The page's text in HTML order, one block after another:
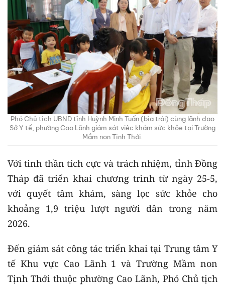
Phó Chủ tịch UBND tỉnh Huỳnh Minh Tuấn (bìa trái) cùng lãnh đạo
Sở Y tế, phường Cao Lãnh giám sát việc khám sức khỏe tại Trường
Mầm non Tịnh Thới.
Với tinh thần tích cực và trách nhiệm, tỉnh Đồng
Tháp đã triển khai chương trình từ ngày 25-5,
với quyết tâm khám, sàng lọc sức khỏe cho
khoảng 1,9 triệu lượt người dân trong năm
2026.
Đến giám sát công tác triển khai tại Trung tâm Y
tế Khu vực Cao Lãnh 1 và Trường Mầm non
Tịnh Thới thuộc phường Cao Lãnh, Phó Chủ tịch